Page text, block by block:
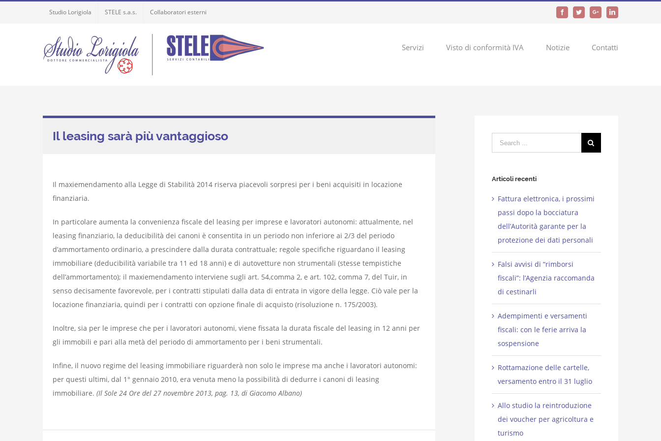
Studio Lorigiola STELE s.a.s. Collaboratori esterni FacebookTwitterGoogle+LinkedIn
Servizi Visto di conformità IVA Notizie Contatti
Il leasing sarà più vantaggioso
Il maxiemendamento alla Legge di Stabilità 2014 riserva piacevoli sorpresi per i beni acquisiti in locazione
finanziaria.
In particolare aumenta la convenienza fiscale del leasing per imprese e lavoratori autonomi: attualmente, nel
leasing finanziario, la deducibilità dei canoni è consentita in un periodo non inferiore ai 2/3 del periodo
d’ammortamento ordinario, a prescindere dalla durata contrattuale; regole specifiche riguardano il leasing
immobiliare (deducibilità variabile tra 11 ed 18 anni) e di autovetture non strumentali (stesse tempistiche
dell’ammortamento); il maxiemendamento interviene sugli art. 54,comma 2, e art. 102, comma 7, del Tuir, in
senso decisamente favorevole, per i contratti stipulati dalla data di entrata in vigore della legge. Ciò vale per la
locazione finanziaria, quindi per i contratti con opzione finale di acquisto (risoluzione n. 175/2003).
Inoltre, sia per le imprese che per i lavoratori autonomi, viene fissata la durata fiscale del leasing in 12 anni per
gli immobili e pari alla metà del periodo di ammortamento per i beni strumentali.
Infine, il nuovo regime del leasing immobiliare riguarderà non solo le imprese ma anche i lavoratori autonomi:
per questi ultimi, dal 1° gennaio 2010, era venuta meno la possibilità di dedurre i canoni di leasing
immobiliare. (Il Sole 24 Ore del 27 novembre 2013, pag. 13, di Giacomo Albano)
Search
for:
Articoli recenti
Fattura elettronica, i prossimi
passi dopo la bocciatura
dell’Autorità garante per la
protezione dei dati personali
Falsi avvisi di “rimborsi
fiscali”: l’Agenzia raccomanda
di cestinarli
Adempimenti e versamenti
fiscali: con le ferie arriva la
sospensione
Rottamazione delle cartelle,
versamento entro il 31 luglio
Allo studio la reintroduzione
dei voucher per agricoltura e
turismo